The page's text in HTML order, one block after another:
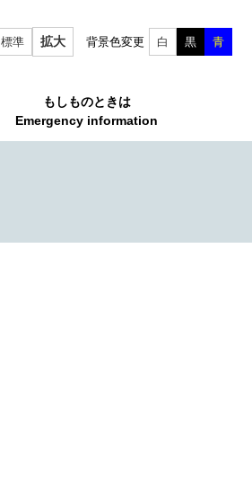
標準 拡大 背景色変更 白 黒 青
もしものときは
Emergency information